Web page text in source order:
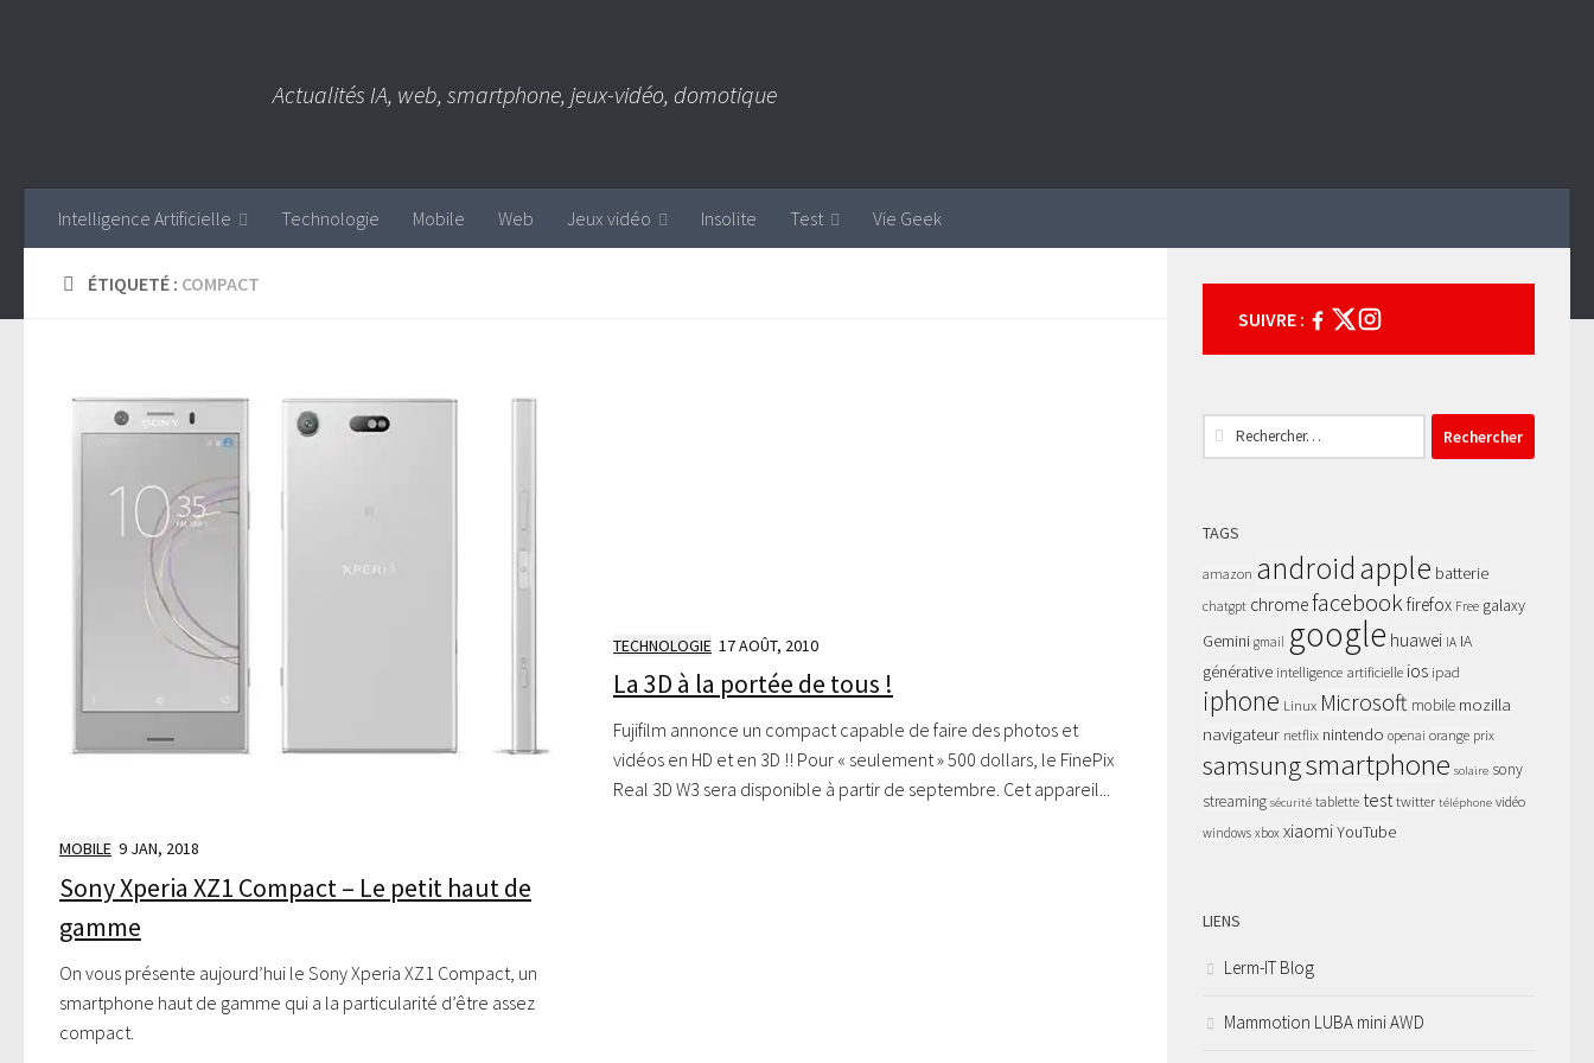
Actualités IA, web, smartphone, jeux-vidéo, domotique
Intelligence Artificielle Technologie Mobile Web Jeux vidéo Insolite Test Vie Geek
ÉTIQUETÉ : COMPACT
MOBILE 9 JAN, 2018
Sony Xperia XZ1 Compact – Le petit haut de
gamme
On vous présente aujourd’hui le Sony Xperia XZ1 Compact, un
smartphone haut de gamme qui a la particularité d’être assez
compact.
TECHNOLOGIE 17 AOÛT, 2010
La 3D à la portée de tous !
Fujifilm annonce un compact capable de faire des photos et
vidéos en HD et en 3D !! Pour « seulement » 500 dollars, le FinePix
Real 3D W3 sera disponible à partir de septembre. Cet appareil...
SUIVRE :
Rechercher :
TAGS
amazon androidapple batterie
chatgpt chromefacebookfirefox Free galaxy
Gemini gmail google huawei IA IA
générative intelligence artificielle ios ipad
iphone Linux Microsoft mobile mozilla
navigateur netflix nintendo openai orange prix
samsungsmartphone solaire sony
streaming sécurité tablette testtwitter téléphone vidéo
windows xbox xiaomiYouTube
LIENS
Lerm-IT Blog
Mammotion LUBA mini AWD